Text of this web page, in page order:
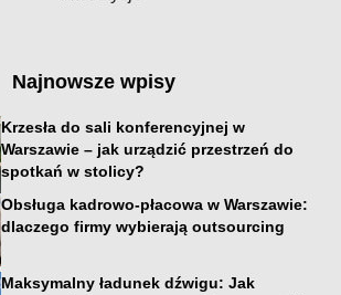
Najnowsze wpisy
Krzesła do sali konferencyjnej w
Warszawie – jak urządzić przestrzeń do
spotkań w stolicy?
Obsługa kadrowo-płacowa w Warszawie:
dlaczego firmy wybierają outsourcing
Maksymalny ładunek dźwigu: Jak